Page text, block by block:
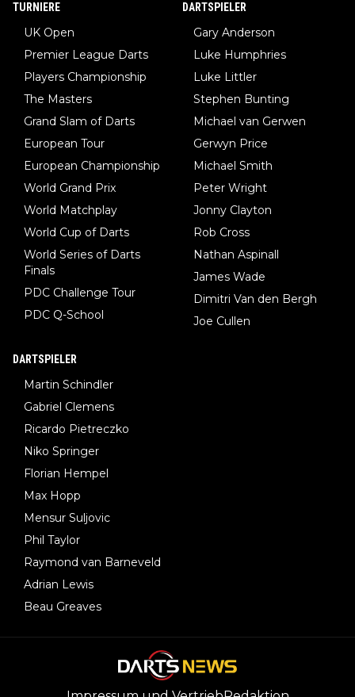
TURNIERE
UK Open
Premier League Darts
Players Championship
The Masters
Grand Slam of Darts
European Tour
European Championship
World Grand Prix
World Matchplay
World Cup of Darts
World Series of Darts
Finals
PDC Challenge Tour
PDC Q-School
DARTSPIELER
Gary Anderson
Luke Humphries
Luke Littler
Stephen Bunting
Michael van Gerwen
Gerwyn Price
Michael Smith
Peter Wright
Jonny Clayton
Rob Cross
Nathan Aspinall
James Wade
Dimitri Van den Bergh
Joe Cullen
DARTSPIELER
Martin Schindler
Gabriel Clemens
Ricardo Pietreczko
Niko Springer
Florian Hempel
Max Hopp
Mensur Suljovic
Phil Taylor
Raymond van Barneveld
Adrian Lewis
Beau Greaves